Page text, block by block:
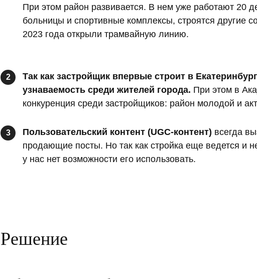
При этом район развивается. В нем уже работают 20
больницы и спортивные комплексы, строятся другие
2023 года открыли трамвайную линию.
2
Так как застройщик впервые строит в
узнаваемость среди жителей города. При этом в
конкуренция среди застройщиков: район молодой и
3 Пользовательский контент (UGC-контент) всегда
продающие посты. Но так как стройка еще ведется и
у нас нет возможности его использовать.
Решение